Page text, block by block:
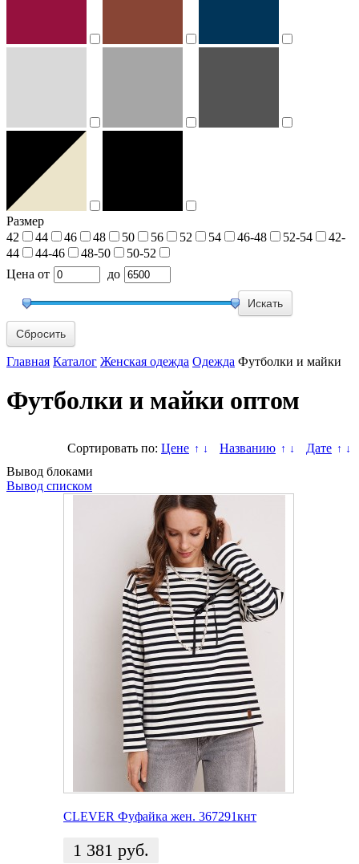
Размер
42
44 46 48 50 56 52 54 46-48 52-54
42-
44
44-46 48-50
50-52
Цена от до
Сбросить
Главная Каталог Женская одежда Одежда Футболки и майки
Футболки и майки оптом
Сортировать по: Цене ↑ ↓ Названию ↑ ↓ Дате ↑ ↓
Вывод блоками
Вывод списком
CLEVER Фуфайка жен. 367291кнт
1 381 руб.